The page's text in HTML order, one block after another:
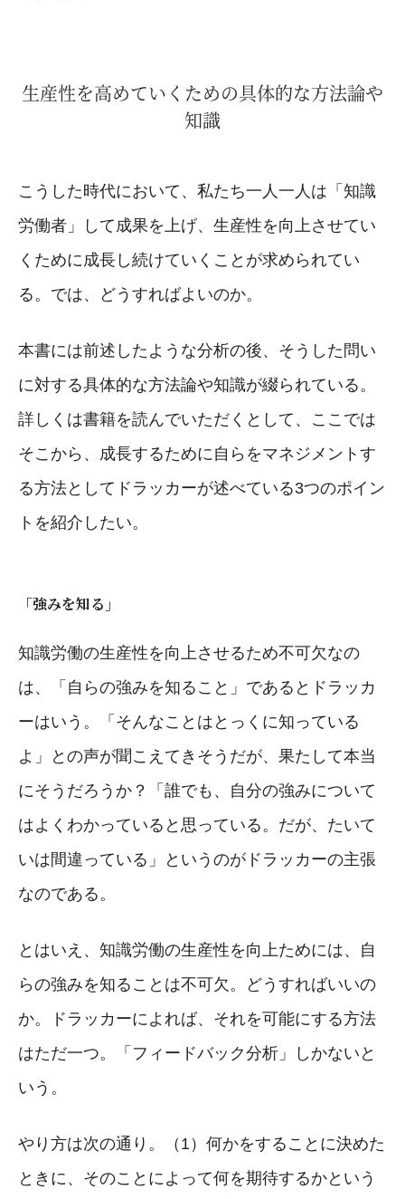
生産性を高めていくための具体的な方法論や
知識
こうした時代において、私たち一人一人は「知識
労働者」して成果を上げ、生産性を向上させてい
くために成長し続けていくことが求められてい
る。では、どうすればよいのか。
本書には前述したような分析の後、そうした問い
に対する具体的な方法論や知識が綴られている。
詳しくは書籍を読んでいただくとして、ここでは
そこから、成長するために自らをマネジメントす
る方法としてドラッカーが述べている3つのポイン
トを紹介したい。
「強みを知る」
知識労働の生産性を向上させるため不可欠なの
は、「自らの強みを知ること」であるとドラッカ
ーはいう。「そんなことはとっくに知っている
よ」との声が聞こえてきそうだが、果たして本当
にそうだろうか？「誰でも、自分の強みについて
はよくわかっていると思っている。だが、たいて
いは間違っている」というのがドラッカーの主張
なのである。
とはいえ、知識労働の生産性を向上ためには、自
らの強みを知ることは不可欠。どうすればいいの
か。ドラッカーによれば、それを可能にする方法
はただ一つ。「フィードバック分析」しかないと
いう。
やり方は次の通り。（1）何かをすることに決めた
ときに、そのことによって何を期待するかという